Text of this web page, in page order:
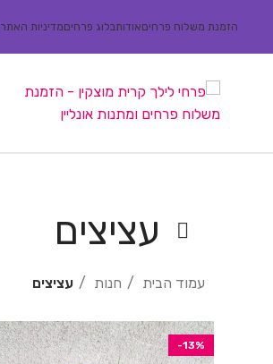
הזמנת משלוח פרחיםאודותבלוג פרחיםמדיניות האתר
עציצים
עמוד הבית חנות עציצים
-13%